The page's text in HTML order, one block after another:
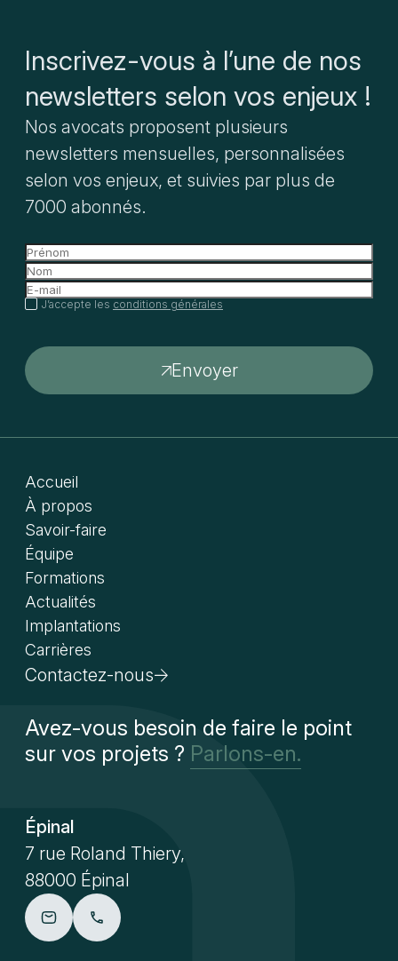
Inscrivez-vous à l’une de nos
newsletters selon vos enjeux !
Nos avocats proposent plusieurs
newsletters mensuelles, personnalisées
selon vos enjeux, et suivies par plus de
7000 abonnés.
Envoyer
J’accepte les conditions générales
Accueil
À propos
Savoir-faire
Équipe
Formations
Actualités
Implantations
Carrières
Contactez-nous
Avez-vous besoin de faire le point
sur vos projets ? Parlons-en.
Épinal
7 rue Roland Thiery,
88000 Épinal